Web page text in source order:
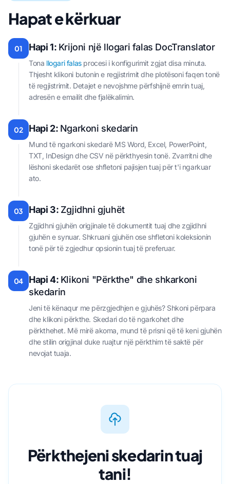
Hapat e kërkuar
01 Hapi 1: Krijoni një llogari falas DocTranslator
Tona llogari falasprocesi i konfigurimit zgjat disa minuta.
Thjesht klikoni butonin e regjistrimit dhe plotësoni faqen tonë
të regjistrimit. Detajet e nevojshme përfshijnë emrin tuaj,
adresën e emailit dhe fjalëkalimin.
02 Hapi 2: Ngarkoni skedarin
Mund të ngarkoni skedarë MS Word, Excel, PowerPoint,
TXT, InDesign dhe CSV në përkthyesin tonë. Zvarritni dhe
lëshoni skedarët ose shfletoni pajisjen tuaj për t'i ngarkuar
ato.
03 Hapi 3: Zgjidhni gjuhët
Zgjidhni gjuhën origjinale të dokumentit tuaj dhe zgjidhni
gjuhën e synuar. Shkruani gjuhën ose shfletoni koleksionin
tonë për të zgjedhur opsionin tuaj të preferuar.
04 Hapi 4: Klikoni "Përkthe" dhe shkarkoni
skedarin
Jeni të kënaqur me përzgjedhjen e gjuhës? Shkoni përpara
dhe klikoni përkthe. Skedari do të ngarkohet dhe
përkthehet. Më mirë akoma, mund të prisni që të keni gjuhën
dhe stilin origjinal duke ruajtur një përkthim të saktë për
nevojat tuaja.
Përkthejeni skedarin tuaj
tani!